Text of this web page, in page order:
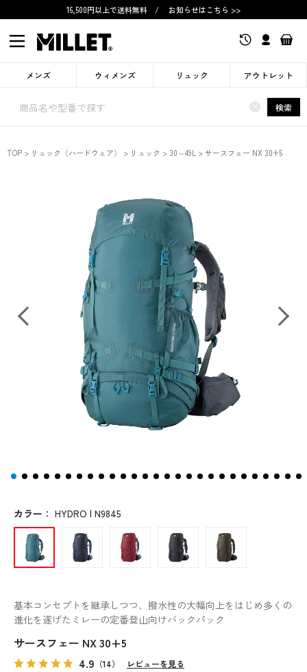
16,500円以上で送料無料 / お知らせはこちら >>
メンズ ウィメンズ リュック アウトレット
× 検索
TOP リュック（ハードウェア） リュック 30～49L サースフェー NX 30+5
基本コンセプトを継承しつつ、撥水性の大幅向上をはじめ多くの
進化を遂げたミレーの定番登山向けバックパック
サースフェー NX 30+5
4.9 （14） レビューを見る
カラー ： HYDRO | N9845